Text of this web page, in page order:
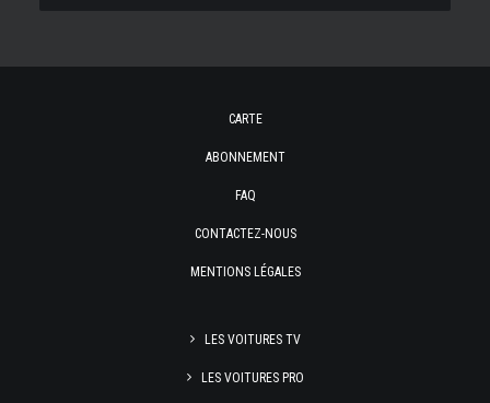
CARTE
ABONNEMENT
FAQ
CONTACTEZ-NOUS
MENTIONS LÉGALES
LES VOITURES TV
LES VOITURES PRO